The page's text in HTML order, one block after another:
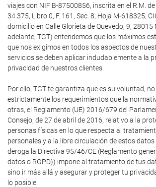
viajes con NIF B-87500856, inscrita en el R.M.
34.375, Libro 0, F. 161, Sec. 8, Hoja M-618325,
domicilio en Calle Glorieta de Quevedo, 9, 28015
adelante, TGT) entendemos que los máximos
que nos exigimos en todos los aspectos de
servicios se deben aplicar indudablemente a la
privacidad de nuestros clientes.
Por ello, TGT te garantiza que es su voluntad,
estrictamente los requerimientos que la
otras, el Reglamento (UE) 2016/679 del
Consejo, de 27 de abril de 2016, relativo a la
personas físicas en lo que respecta al
personales y a la libre circulación de estos datos
deroga la Directiva 95/46/CE (Reglamento
datos o RGPD)) impone al tratamiento de tus
sino ir más allá y asegurar y proteger tu
lo posible.